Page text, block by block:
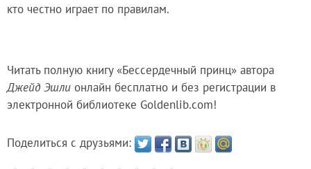
кто честно играет по правилам.
Читать полную книгу «Бессердечный принц» автора
Джейд Эшли онлайн бесплатно и без регистрации в
электронной библиотеке Goldenlib.com!
Поделиться с друзьями: